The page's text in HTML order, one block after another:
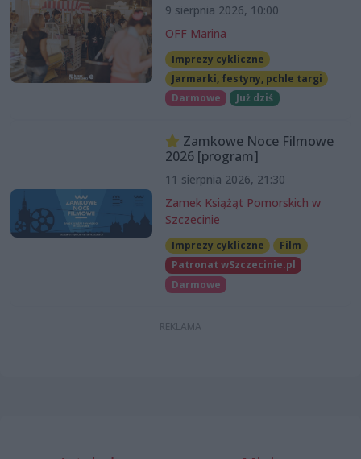
9 sierpnia 2026, 10:00
OFF Marina
Imprezy cykliczne
Jarmarki, festyny, pchle targi
Darmowe
Już dziś
Zamkowe Noce Filmowe
2026 [program]
11 sierpnia 2026, 21:30
Zamek Książąt Pomorskich w
Szczecinie
Imprezy cykliczne
Film
Patronat wSzczecinie.pl
Darmowe